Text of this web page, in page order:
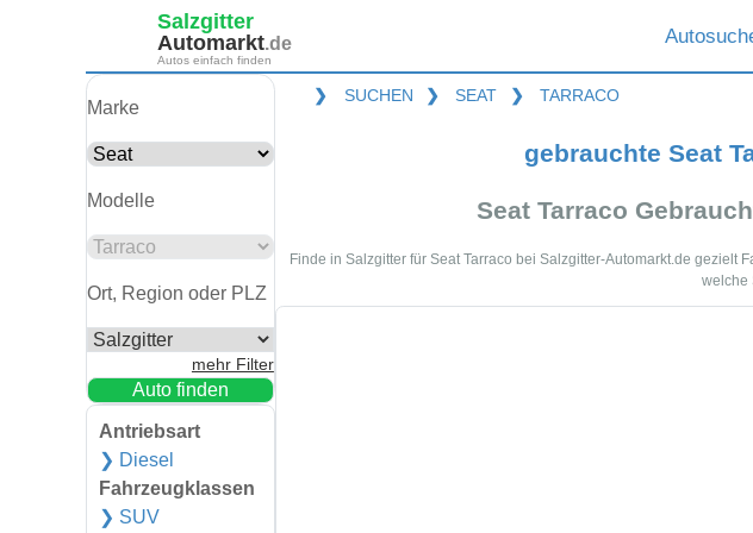
Salzgitter
Automarkt.de
Autos einfach finden
Marke
Modelle
Ort, Region oder PLZ
mehr Filter
Auto finden
Antriebsart
❯ Diesel
Fahrzeugklassen
❯ SUV
❯ SUCHEN ❯ SEAT ❯ TARRACO
gebrauchte Seat
Seat Tarraco
Finde in Salzgitter für Seat Tarraco bei Salzgitter-Automarkt.de
welche